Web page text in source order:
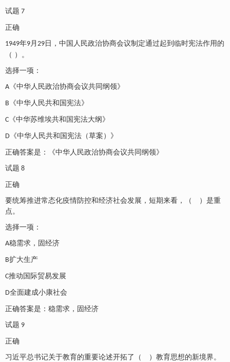
试题 7
正确
1949年9月 29 日，中国人民政治协商会议制定通过起到临时宪法作用的
（ ）。
选择一项：
A 《中华人民政治协商会议共同纲领》
B 《中华人民共和国宪法》
C 《中华苏维埃共和国宪法大纲》
D 《中华人民共和国宪法（草案）》
正确答案是：《中华人民政治协商会议共同纲领》
试题 8
正确
要统筹推进常态化疫情防控和经济社会发展，短期来看，（ ）是重
点。
选择一项：
A稳需求，固经济
B扩大生产
C推动国际贸易发展
D全面建成小康社会
正确答案是：稳需求，固经济
试题 9
正确
习近平总书记关于教育的重要论述开拓了（ ）教育思想的新境界。